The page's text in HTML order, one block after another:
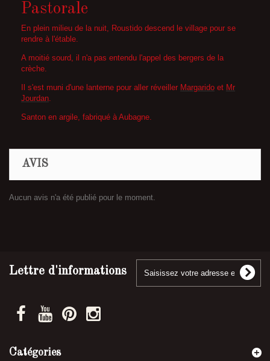
Pastorale
En plein milieu de la nuit, Roustido descend le village pour se
rendre à l'étable.
A moitié sourd, il n'a pas entendu l'appel des bergers de la
crèche.
Il s'est muni d'une lanterne pour aller réveiller Margarido et Mr
Jourdan.
Santon en argile, fabriqué à Aubagne.
AVIS
Aucun avis n'a été publié pour le moment.
Lettre d'informations
Catégories